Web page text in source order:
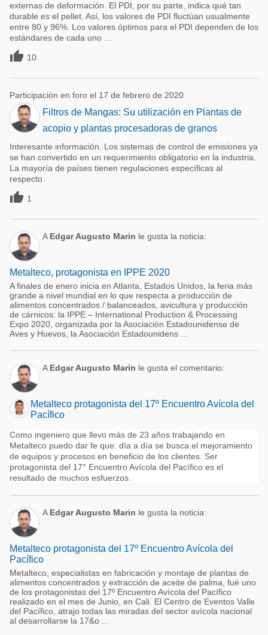
externas de deformación. El PDI, por su parte, indica qué tan
durable es el pellet. Así, los valores de PDI fluctúan usualmente
entre 80 y 96%. Los valores óptimos para el PDI dependen de los
estándares de cada uno ...
 10
Participación en foro el 17 de febrero de 2020
Filtros de Mangas: Su utilización en Plantas de
acopio y plantas procesadoras de granos
Interesante información. Los sistemas de control de emisiones ya
se han convertido en un requerimiento obligatorio en la industria.
La mayoría de países tienen regulaciones específicas al
respecto.
 1
A Edgar Augusto Marin le gusta la noticia:
Metalteco, protagonista en IPPE 2020
A finales de enero inicia en Atlanta, Estados Unidos, la feria más
grande a nivel mundial en lo que respecta a producción de
alimentos concentrados / balanceados, avicultura y producción
de cárnicos: la IPPE – International Production & Processing
Expo 2020, organizada por la Asociación Estadounidense de
Aves y Huevos, la Asociación Estadounidens ...
A Edgar Augusto Marin le gusta el comentario:
Metalteco protagonista del 17º Encuentro Avícola del
Pacífico
Como ingeniero que llevo más de 23 años trabajando en
Metalteco puedo dar fe que: día a día se busca el mejoramiento
de equipos y procesos en beneficio de los clientes. Ser
protagonista del 17° Encuentro Avícola del Pacífico es el
resultado de muchos esfuerzos.
A Edgar Augusto Marin le gusta la noticia:
Metalteco protagonista del 17º Encuentro Avícola del
Pacífico
Metalteco, especialistas en fabricación y montaje de plantas de
alimentos concentrados y extracción de aceite de palma, fué uno
de los protagonistas del 17º Encuentro Avícola del Pacífico
realizado en el mes de Junio, en Cali. El Centro de Eventos Valle
del Pacífico, atrajo todas las miradas del sector avícola nacional
al desarrollarse la 17&o ...